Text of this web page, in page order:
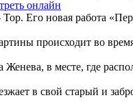
онлайн
Его новая работа
происходит во
в месте, где
в свой старый и